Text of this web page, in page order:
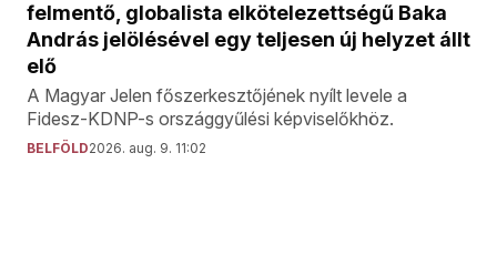
felmentő, globalista elkötelezettségű Baka
András jelölésével egy teljesen új helyzet állt
elő
A Magyar Jelen főszerkesztőjének nyílt levele a
Fidesz-KDNP-s országgyűlési képviselőkhöz.
BELFÖLD2026. aug. 9. 11:02